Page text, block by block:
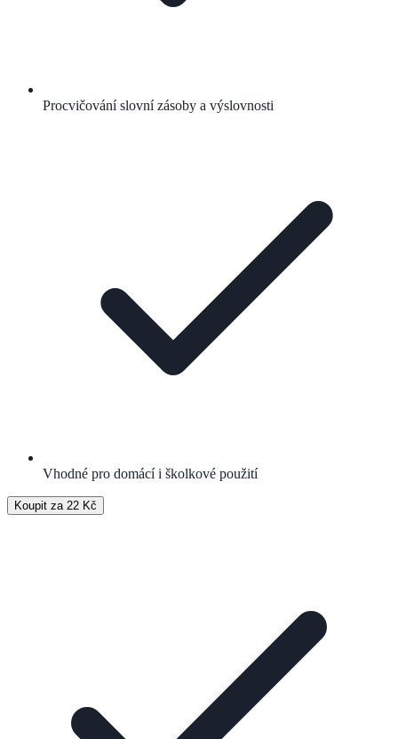
Procvičování slovní zásoby a výslovnosti
Vhodné pro domácí i školkové použití
Koupit za 22 Kč